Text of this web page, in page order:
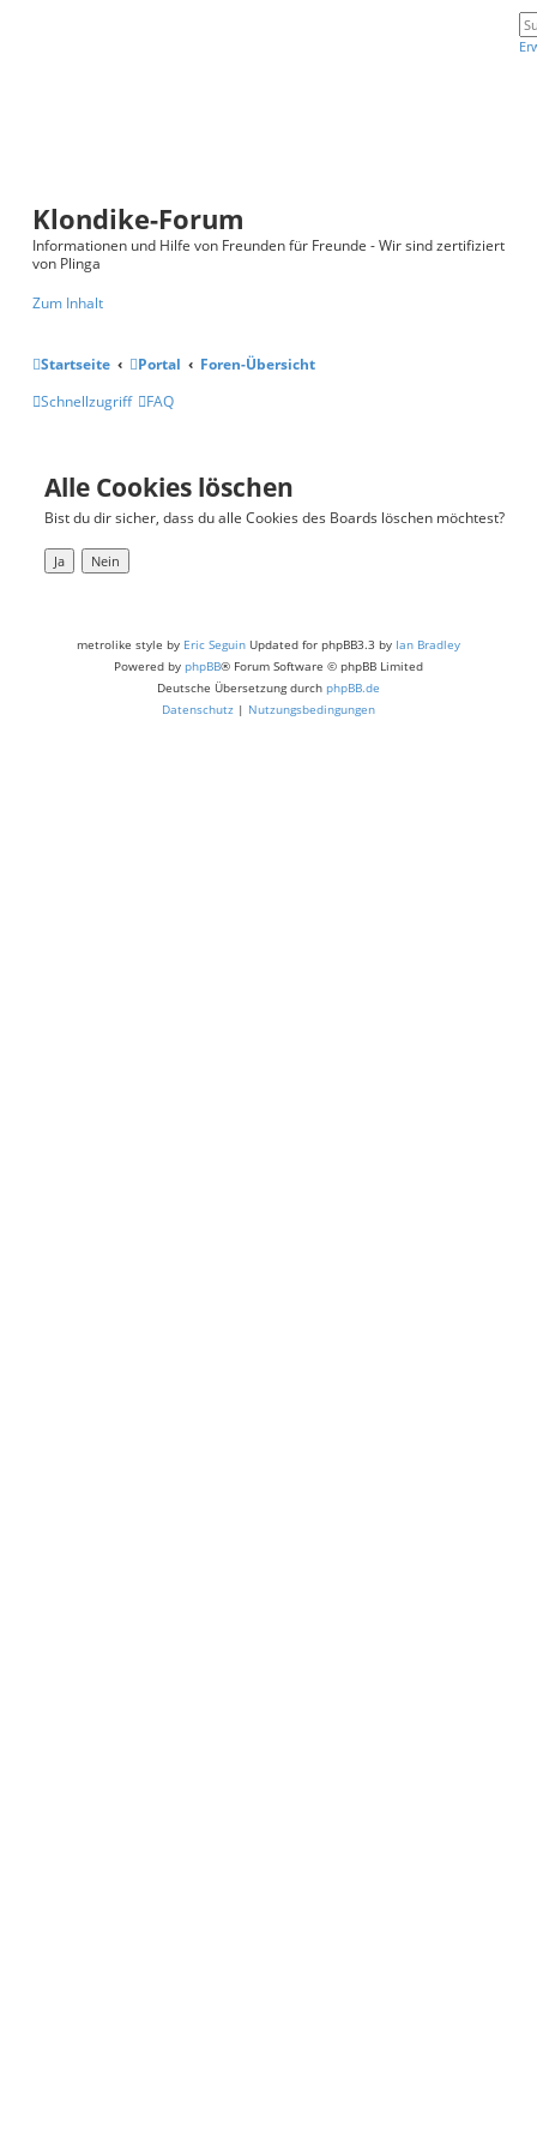
Klondike-Forum
Informationen und Hilfe von Freunden für Freunde - Wir sind zertifiziert
von Plinga
Zum Inhalt
Startseite Portal
Foren-Übersicht
Schnellzugriff
FAQ
Alle Cookies löschen
Bist du dir sicher, dass du alle Cookies des Boards löschen möchtest?
metrolike style by Eric Seguin Updated for phpBB3.3 by Ian Bradley
Powered by phpBB® Forum Software © phpBB Limited
Deutsche Übersetzung durch phpBB.de
Datenschutz | Nutzungsbedingungen